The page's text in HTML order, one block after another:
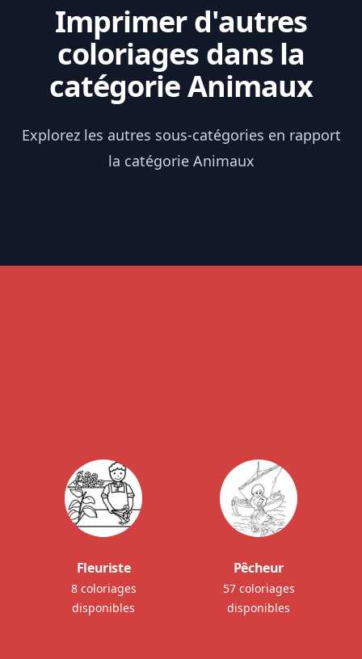
Imprimer d'autres
coloriages dans la
catégorie Animaux
Explorez les autres sous-catégories en rapport
la catégorie Animaux
Fleuriste
8 coloriages
disponibles
Pêcheur
57 coloriages
disponibles